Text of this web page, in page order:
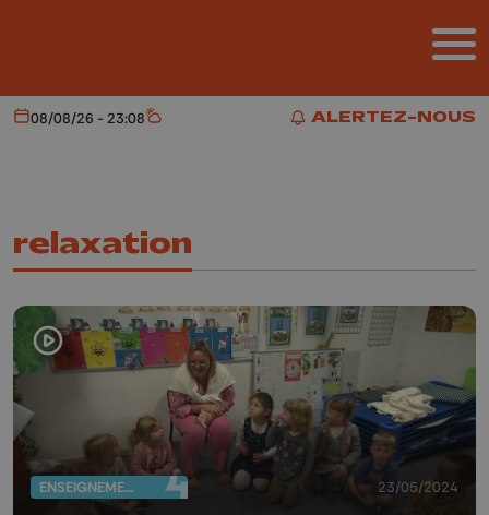
ALERTEZ-NOUS
ALERTEZ-NOUS
Aujourd'hui
08/08/26 - 23:08 Météo
relaxation
ENSEIGNEMENT 23/05/2024